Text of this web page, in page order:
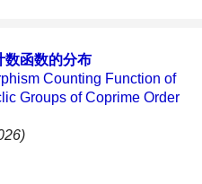
数函数的分布
Counting Function of
Groups of Coprime Order